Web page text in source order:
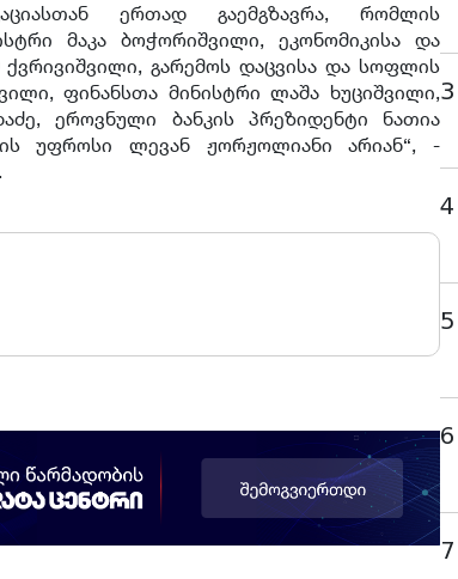
ერთად გაემგზავრა, რომლის
მაკა ბოჭორიშვილი, ეკონომიკისა და
ქვრივიშვილი, გარემოს დაცვისა და სოფლის
ფინანსთა მინისტრი ლაშა ხუციშვილი,
ეროვნული ბანკის პრეზიდენტი ნათია
უფროსი ლევან ჟორჟოლიანი არიან“, -
3
4
5
6
7